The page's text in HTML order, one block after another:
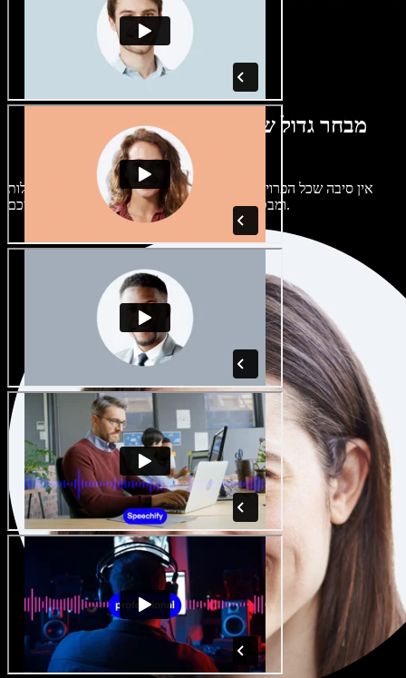
מבחר גדול של קולות נשים וגברים במגוון
מבטאים
אין סיבה שכל הפרויקטים יישמעו אותו דבר. בחרו מתוך מאות קולות
ומבטאים של בינה מלאכותית והתאימו אותם אליכם.